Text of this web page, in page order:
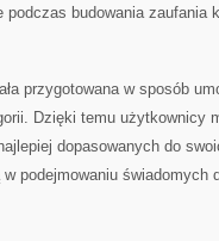
budowania zaufania
przygotowana w sposób
Dzięki temu użytkownicy
dopasowanych do
podejmowaniu świadomych